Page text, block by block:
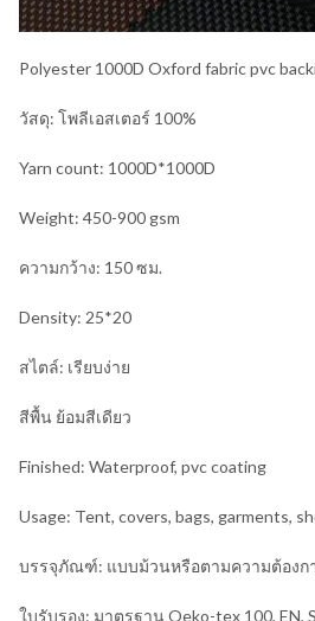
Polyester 1000D Oxford fabric pvc
วัสดุ: โพลีเอสเตอร์ 100%
Yarn count: 1000D*1000D
Weight: 450-900 gsm
ความกว้าง: 150 ซม.
Density: 25*20
สไตล์: เรียบง่าย
สีพื้น ย้อมสีเดียว
Finished: Waterproof, pvc coating
Usage: Tent, covers, bags, garments,
บรรจุภัณฑ์: แบบม้วนหรือตามความต้องก
ใบรับรอง: มาตรฐาน Oeko-tex 100, EN,